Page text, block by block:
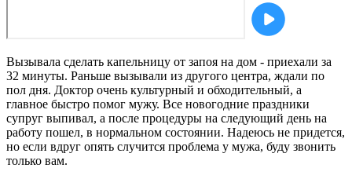
Вызывала сделать капельницу от запоя на дом - приехали за
32 минуты. Раньше вызывали из другого центра, ждали по
пол дня. Доктор очень культурный и обходительный, а
главное быстро помог мужу. Все новогодние праздники
супруг выпивал, а после процедуры на следующий день на
работу пошел, в нормальном состоянии. Надеюсь не придется,
но если вдруг опять случится проблема у мужа, буду звонить
только вам.